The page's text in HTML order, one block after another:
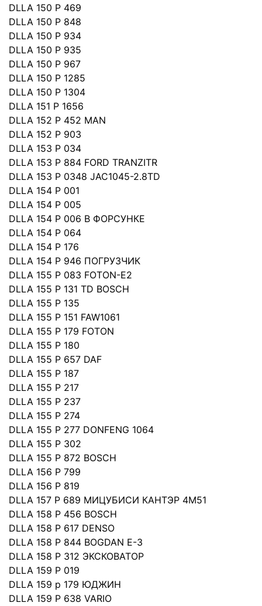
DLLA 150 P 469
DLLA 150 P 848
DLLA 150 P 934
DLLA 150 P 935
DLLA 150 P 967
DLLA 150 P 1285
DLLA 150 P 1304
DLLA 151 P 1656
DLLA 152 P 452 MAN
DLLA 152 P 903
DLLA 153 P 034
DLLA 153 P 884 FORD TRANZITR
DLLA 153 P 0348 JAC1045-2.8TD
DLLA 154 P 001
DLLA 154 P 005
DLLA 154 P 006 B ФОРСУНКЕ
DLLA 154 P 064
DLLA 154 P 176
DLLA 154 P 946 ПОГРУЗЧИК
DLLA 155 P 083 FOTON-E2
DLLA 155 P 131 TD BOSCH
DLLA 155 P 135
DLLA 155 P 151 FAW1061
DLLA 155 P 179 FOTON
DLLA 155 P 180
DLLA 155 P 657 DAF
DLLA 155 P 187
DLLA 155 P 217
DLLA 155 P 237
DLLA 155 P 274
DLLA 155 P 277 DONFENG 1064
DLLA 155 P 302
DLLA 155 P 872 BOSCH
DLLA 156 P 799
DLLA 156 P 819
DLLA 157 P 689 МИЦУБИСИ КАНТЭР 4М51
DLLA 158 P 456 BOSCH
DLLA 158 P 617 DENSO
DLLA 158 P 844 BOGDAN E-3
DLLA 158 P 312 ЭКСКОВАТОР
DLLA 159 P 019
DLLA 159 p 179 ЮДЖИН
DLLA 159 P 638 VARIO